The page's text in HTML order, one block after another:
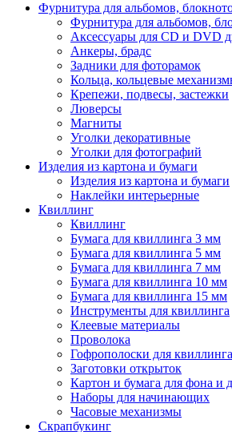
Фурнитура для альбомов,
Фурнитура для альбомов,
Аксессуары для CD и DVD
Анкеры, брадс
Задники для фоторамок
Кольца, кольцевые
Крепежи, подвесы, застежки
Люверсы
Магниты
Уголки декоративные
Уголки для фотографий
Изделия из картона и бумаги
Изделия из картона и бумаги
Наклейки интерьерные
Квиллинг
Квиллинг
Бумага для квиллинга 3 мм
Бумага для квиллинга 5 мм
Бумага для квиллинга 7 мм
Бумага для квиллинга 10 мм
Бумага для квиллинга 15 мм
Инструменты для квиллинга
Клеевые материалы
Проволока
Гофрополоски для квиллинга
Заготовки открыток
Картон и бумага для фона и
Наборы для начинающих
Часовые механизмы
Скрапбукинг